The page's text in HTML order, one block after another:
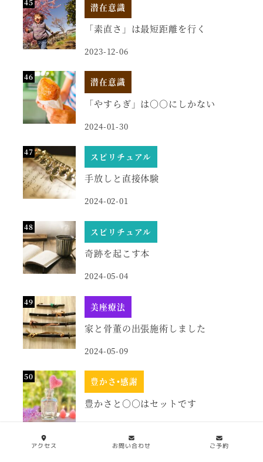
潜在意識
「素直さ」は最短距離を行く
2023-12-06
潜在意識
「やすらぎ」は○○にしかない
2024-01-30
スピリチュアル
手放しと直接体験
2024-02-01
スピリチュアル
奇跡を起こす本
2024-05-04
美座療法
家と骨董の出張施術しました
2024-05-09
豊かさ•感謝
豊かさと○○はセットです
アクセス お問い合わせ ご予約